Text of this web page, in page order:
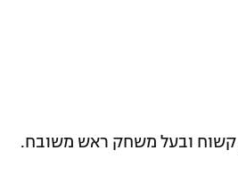
קשוח ובעל משחק ראש משובח.